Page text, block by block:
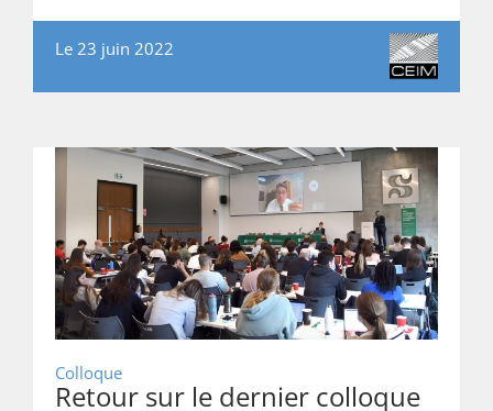
Le 23 juin 2022
Colloque
Retour sur le dernier colloque